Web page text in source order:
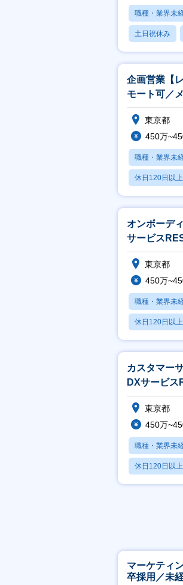
職種・業界未
土日祝休み
月残業20時間
企画営業【
モート可／
が積める／
東京都
450万
職種・業界未
休日120日以上
転勤なし
オンボーデ
サービス
契約社員／
東京都
450万
職種・業界未
休日120日以上
転勤なし
カスタマー
DXサービス
迎／契約社
東京都
450万
職種・業界未
休日120日以上
転勤なし
マーケティ
卒採用／未